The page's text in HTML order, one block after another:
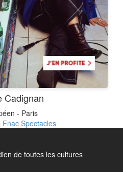
Cadignan
- Paris
Spectacles
de toutes les cultures